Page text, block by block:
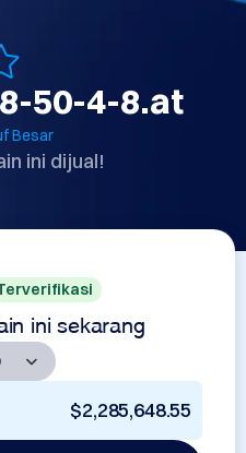
50-4-8.at
Besar
ini dijual!
ini sekarang
$2,285,648.55